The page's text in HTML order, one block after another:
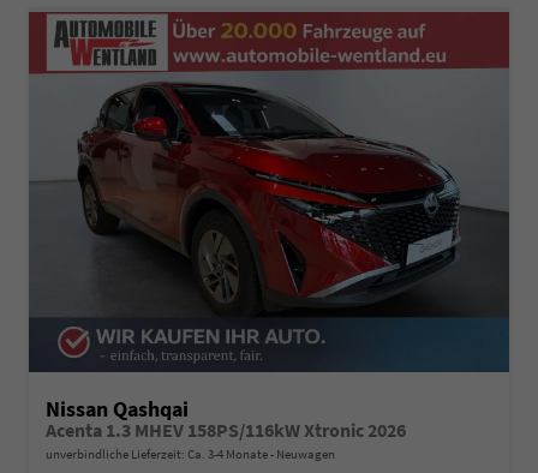
Nissan Qashqai
Acenta 1.3 MHEV 158PS/116kW Xtronic 2026
unverbindliche Lieferzeit: Ca. 3-4 Monate Neuwagen